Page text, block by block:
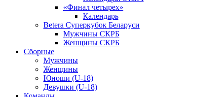
«Финал четырех»
Календарь
Betera Суперкубок Беларуси
Мужчины СКРБ
Женщины СКРБ
Сборные
Мужчины
Женщины
Юноши (U-18)
Девушки (U-18)